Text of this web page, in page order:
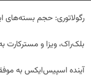
رگولاتوری: حجم بسته‌های
بلک‌راک، ویزا و
آینده اسپیس‌ایکس به